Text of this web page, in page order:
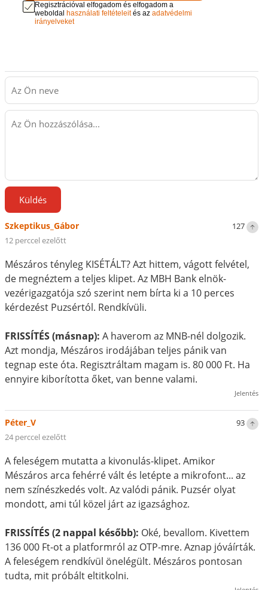
Regisztrációval elfogadom és elfogadom a
weboldal használati feltételeités azadatvédelmi
irányelveket
Küldés
127
Szkeptikus_Gábor
12 perccel ezelőtt
Mészáros tényleg KISÉTÁLT? Azt hittem, vágott felvétel,
de megnéztem a teljes klipet. Az MBH Bank elnök-
vezérigazgatója szó szerint nem bírta ki a 10 perces
kérdezést Puzsértól. Rendkívüli.
FRISSÍTÉS (másnap): A haverom az MNB-nél dolgozik.
Azt mondja, Mészáros irodájában teljes pánik van
tegnap este óta. Regisztráltam magam is. 80 000 Ft. Ha
ennyire kiborította őket, van benne valami.
Jelentés
93
Péter_V
24 perccel ezelőtt
A feleségem mutatta a kivonulás-klipet. Amikor
Mészáros arca fehérré vált és letépte a mikrofont... az
nem színészkedés volt. Az valódi pánik. Puzsér olyat
mondott, ami túl közel járt az igazsághoz.
FRISSÍTÉS (2 nappal később): Oké, bevallom. Kivettem
136 000 Ft-ot a platformról az OTP-mre. Aznap jóváírták.
A feleségem rendkívül önelégült. Mészáros pontosan
tudta, mit próbált eltitkolni.